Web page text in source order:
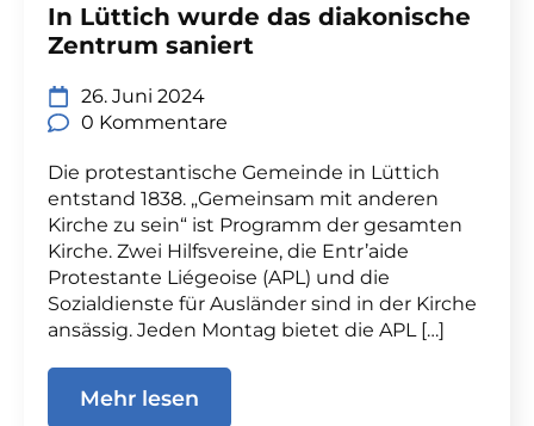
In Lüttich wurde das diakonische
Zentrum saniert
26. Juni 2024
0 Kommentare
Die protestantische Gemeinde in Lüttich
entstand 1838. „Gemeinsam mit anderen
Kirche zu sein“ ist Programm der gesamten
Kirche. Zwei Hilfsvereine, die Entr’aide
Protestante Liégeoise (APL) und die
Sozialdienste für Ausländer sind in der Kirche
ansässig. Jeden Montag bietet die APL […]
Mehr lesen